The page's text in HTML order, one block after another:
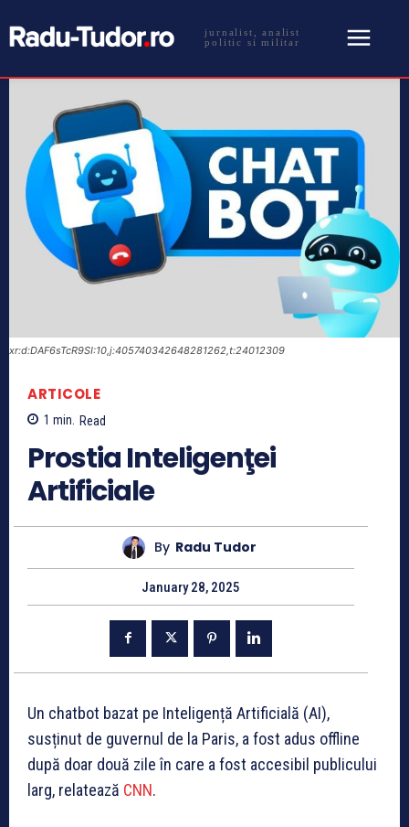
jurnalist, analist
politic si militar
xr:d:DAF6sTcR9SI:10,j:405740342648281262,t:24012309
ARTICOLE
1 min. Read
Prostia Inteligenţei
Artificiale
By Radu Tudor
January 28, 2025
Un chatbot bazat pe Inteligență Artificială (AI),
susținut de guvernul de la Paris, a fost adus offline
după doar două zile în care a fost accesibil publicului
larg, relatează CNN.